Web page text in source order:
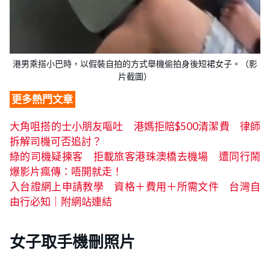
港男乘搭小巴時，以假裝自拍的方式舉機偷拍身後短裙女子。（影
片截圖）
更多熱門文章
大角咀搭的士小朋友嘔吐 港媽拒賠$500清潔費 律師
拆解司機可否追討？
綠的司機疑揀客 拒載旅客港珠澳橋去機場 遭同行鬧
爆影片瘋傳：唔開就走！
入台證網上申請教學 資格＋費用＋所需文件 台灣自
由行必知｜附網站連結
女子取手機刪照片